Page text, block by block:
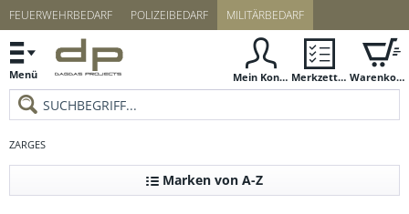
FEUERWEHRBEDARF POLIZEIBEDARF MILITÄRBEDARF
Menü Mein Konto Merkzettel Warenkorb
ZARGES
Marken von A-Z